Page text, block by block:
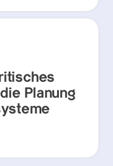
Planung